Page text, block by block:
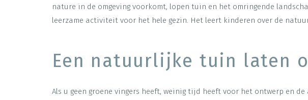
nature in de omgeving voorkomt, lopen tuin en het omringende
leerzame activiteit voor het hele gezin. Het leert kinderen over de
Een natuurlijke tuin laten
Als u geen groene vingers heeft, weinig tijd heeft voor het ontwerp en